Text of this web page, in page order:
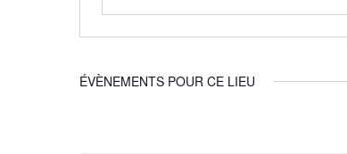
ÉVÈNEMENTS POUR CE LIEU